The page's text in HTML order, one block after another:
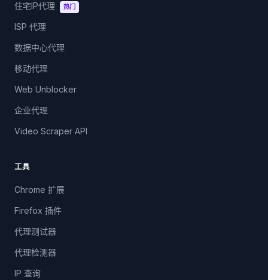
住宅IP代理 热门
ISP 代理
数据中心代理
移动代理
Web Unblocker
企业代理
Video Scraper API
工具
Chrome 扩展
Firefox 插件
代理测试器
代理检测器
IP 查询